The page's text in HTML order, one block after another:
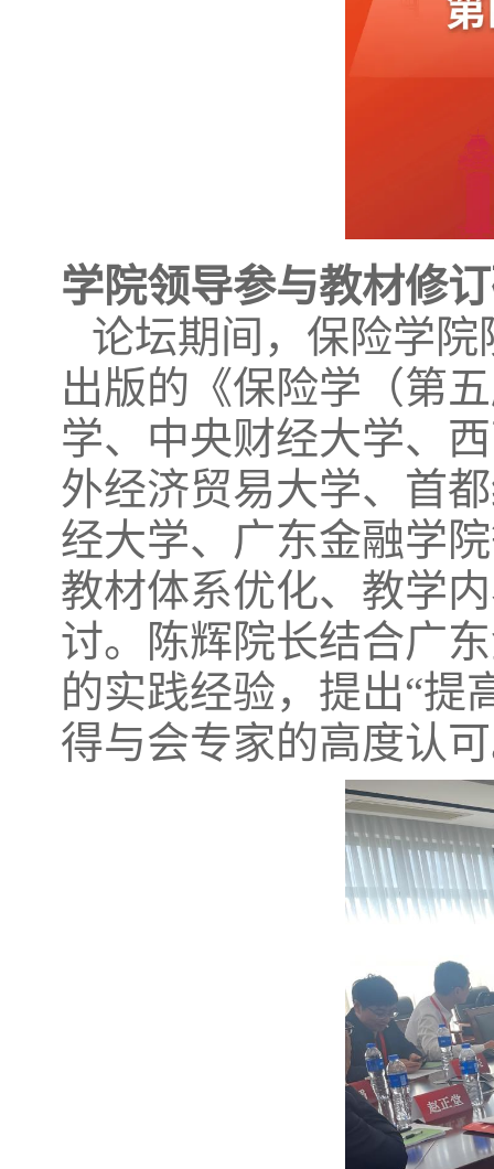
学院领导参与教材修
论坛期间，保险学
出版的《保险学（第
学、中央财经大学、
外经济贸易大学、首
经大学、广东金融学
教材体系优化、教学
讨。陈辉院长结合广
的实践经验，提出“提
得与会专家的高度认